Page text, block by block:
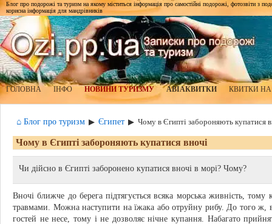
Блог про подорожі та туризм на якому міститься інформація про самостійні подорожі, фотозвіти з
корисна інформація для мандрівників
ГОЛОВНА ІНФО НОВИНИ ТУРИЗМУ АВІАКВИТКИ КВИТКИ
⌂ Блог про туризм ▶ Єгипет ▶ Чому в Єгипті забороняють купатися
Чому в Єгипті забороняють купатися вночі
Чи дійсно в Єгипті заборонено купатися вночі в морі? Чому?
Вночі ближче до берега підтягується всяка морська живність, тому
травмами. Можна наступити на їжака або отруйну рибу. До того ж, в
гостей не несе, тому і не дозволяє нічне купання. Набагато